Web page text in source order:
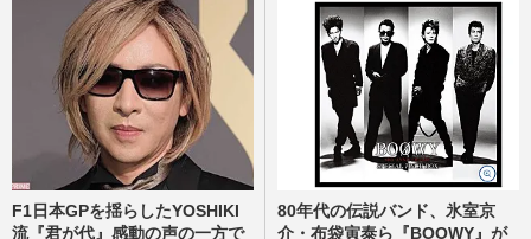
F1日本GPを揺らしたYOSHIKI
流『君が代』感動の声の一方で
80年代の伝説バンド、氷室京
介・布袋寅泰ら『BOOWY』が